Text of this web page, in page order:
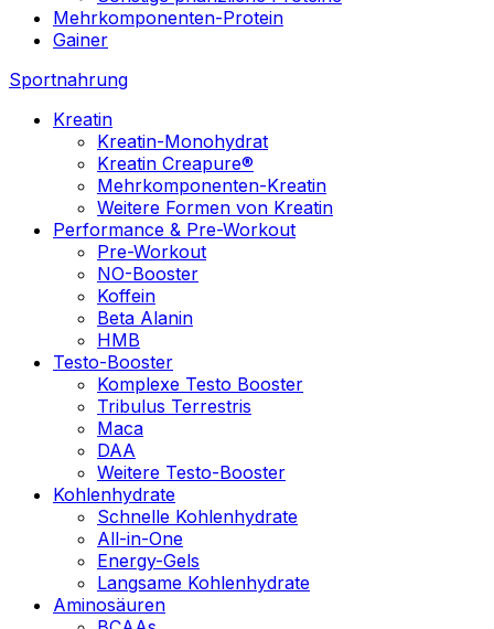
Mehrkomponenten-Protein
Gainer
Sportnahrung
Kreatin
Kreatin-Monohydrat
Kreatin Creapure®
Mehrkomponenten-Kreatin
Weitere Formen von Kreatin
Performance & Pre-Workout
Pre-Workout
NO-Booster
Koffein
Beta Alanin
HMB
Testo-Booster
Komplexe Testo Booster
Tribulus Terrestris
Maca
DAA
Weitere Testo-Booster
Kohlenhydrate
Schnelle Kohlenhydrate
All-in-One
Energy-Gels
Langsame Kohlenhydrate
Aminosäuren